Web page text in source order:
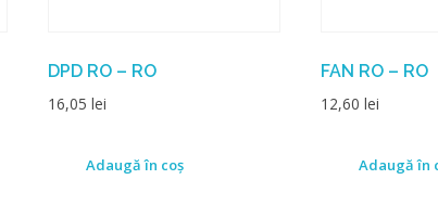
DPD RO – RO
16,05 lei
Adaugă în coș
FAN RO – RO
12,60 lei
Adaugă în